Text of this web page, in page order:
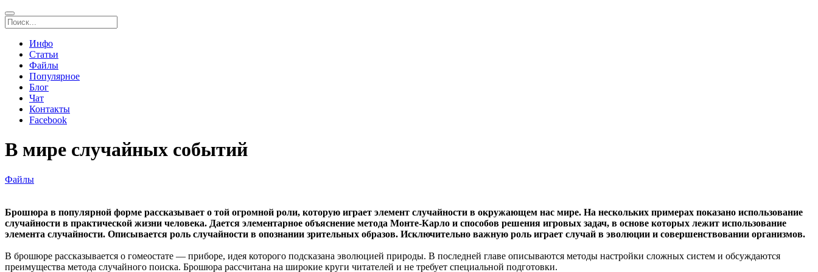
Инфо
Статьи
Файлы
Популярное
Блог
Чат
Контакты
Facebook
В мире случайных событий
Файлы
Брошюра в популярной форме рассказывает о той огромной роли, которую играет элемент случайности в окружающем нас мире. На нескольких примерах показано использование
случайности в практической жизни человека. Дается элементарное объяснение метода Монте-Карло и способов решения игровых задач, в основе которых лежит использование
элемента случайности. Описывается роль случайности в опознании зрительных образов. Исключительно важную роль играет случай в эволюции и совершенствовании организмов.
В брошюре рассказывается о гомеостате — приборе, идея которого подсказана эволюцией природы. В последней главе описываются методы настройки сложных систем и обсуждаются
преимущества метода случайного поиска. Брошюра рассчитана на широкие круги читателей и не требует специальной подготовки.